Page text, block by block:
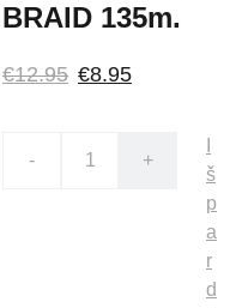
BRAID 135m.
€12.95 €8.95
- +
š
p
a
r
d